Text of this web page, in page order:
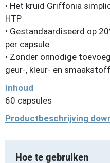
• Het kruid Griffonia
HTP
• Gestandaardiseerd op
per capsule
• Zonder onnodige
geur-, kleur- en
Inhoud
60 capsules
Productbeschrijving
Hoe te gebruiken